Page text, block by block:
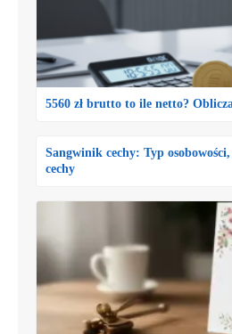
5560 zł brutto to ile netto?
Sangwinik cechy: Typ
cechy